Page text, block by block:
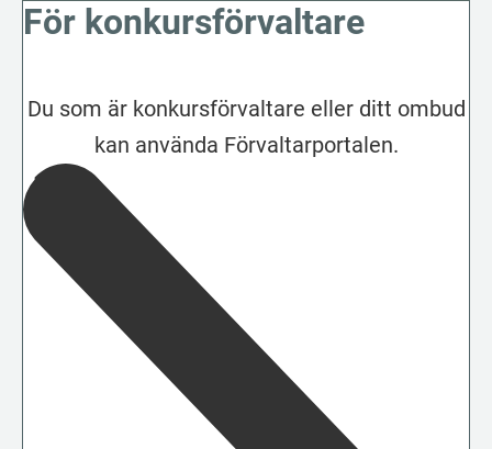
För konkursförvaltare
Du som är konkursförvaltare eller ditt ombud
kan använda Förvaltarportalen.